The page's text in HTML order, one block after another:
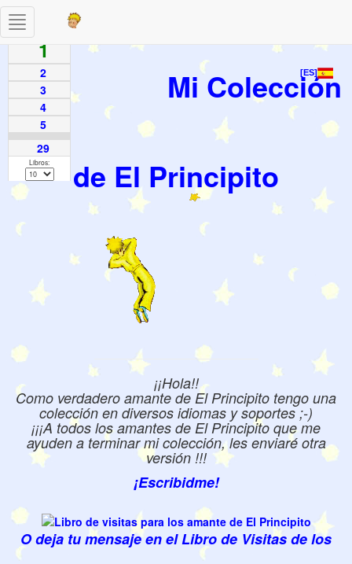
[ES]
Mi Colección
de El Principito
¡¡Hola!!
Como verdadero amante de El Principito tengo una
colección en diversos idiomas y soportes ;-)
¡¡¡A todos los amantes de El Principito que me
ayuden a terminar mi colección, les enviaré otra
versión !!!
¡Escribidme!
O deja tu mensaje en el Libro de Visitas de los
Toggle
navigation
Paginas
1
2
3
4
5
29
Libros: